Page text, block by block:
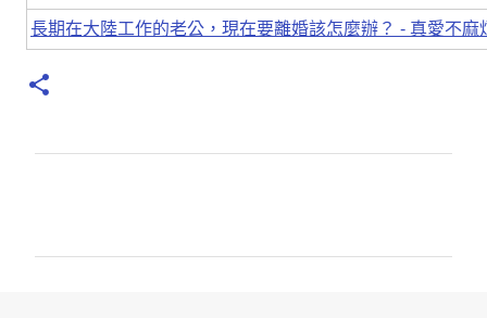
長期在大陸工作的老公，現在要離婚該怎麼辦？ - 真愛不麻